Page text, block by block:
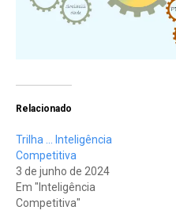
Relacionado
Trilha … Inteligência
Competitiva
3 de junho de 2024
Em "Inteligência
Competitiva"